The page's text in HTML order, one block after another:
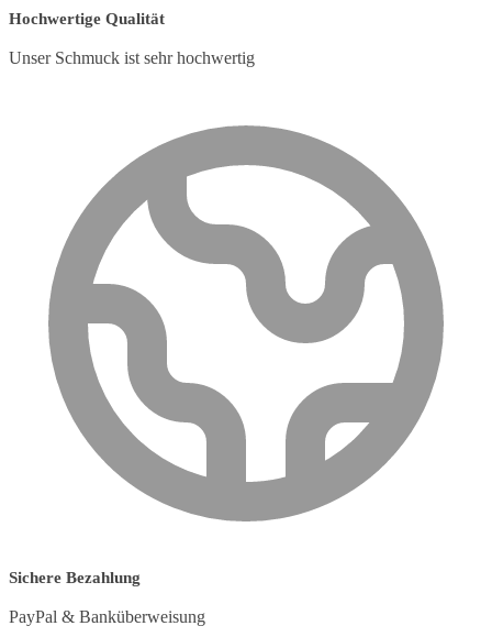
Hochwertige Qualität
Unser Schmuck ist sehr hochwertig
Sichere Bezahlung
PayPal & Banküberweisung